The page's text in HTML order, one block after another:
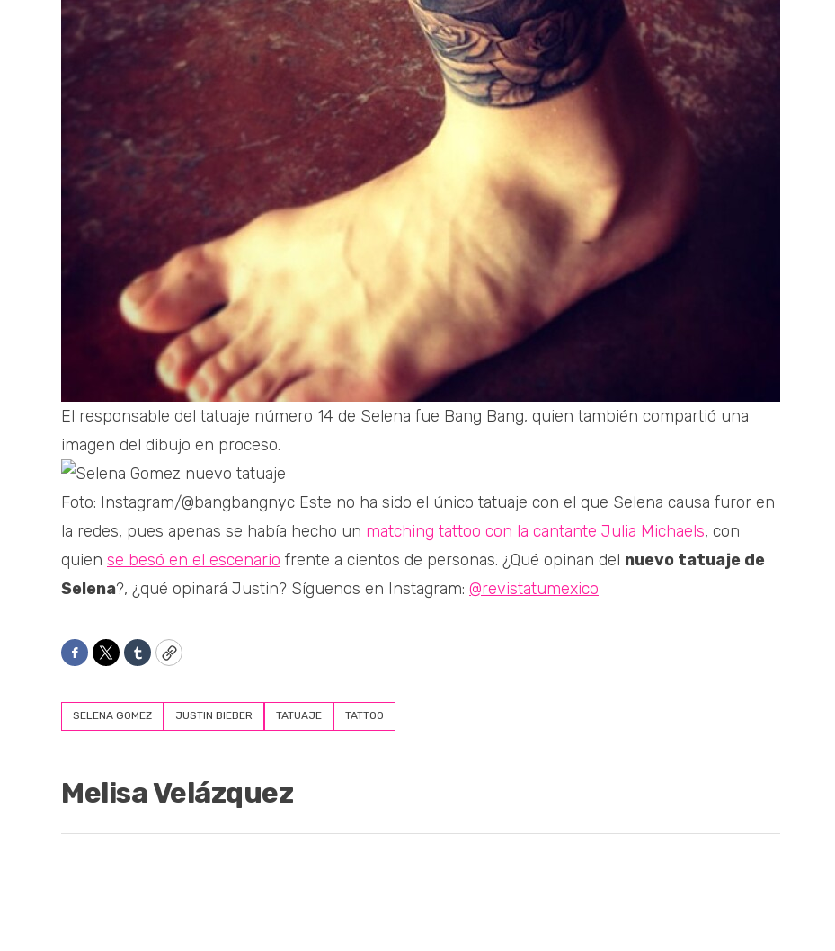
El responsable del tatuaje número 14 de Selena fue Bang Bang, quien también compartió una
imagen del dibujo en proceso.
Foto: Instagram/@bangbangnyc Este no ha sido el único tatuaje con el que Selena causa furor en
la redes, pues apenas se había hecho un matching tattoo con la cantante Julia Michaels, con
quien se besó en el escenario frente a cientos de personas. ¿Qué opinan del nuevo tatuaje de
Selena?, ¿qué opinará Justin? Síguenos en Instagram: @revistatumexico
Facebook
TwitterTumblrCopy
SELENA GOMEZ JUSTIN BIEBER TATUAJE TATTOO
Melisa Velázquez